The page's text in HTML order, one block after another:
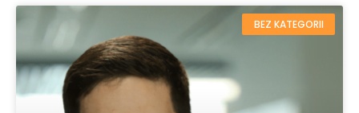
BEZ KATEGORII